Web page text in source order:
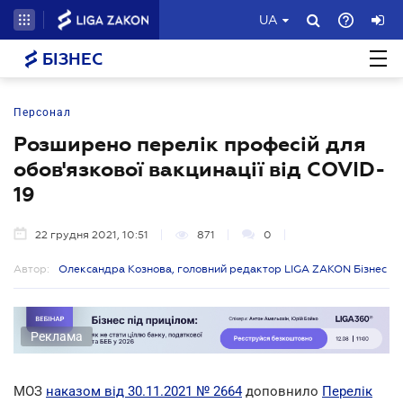
UA
БІЗНЕС
Персонал
Розширено перелік професій для
обов'язкової вакцинації від COVID-
19
22 грудня 2021, 10:51 871 0
Автор: Олександра Кознова, головний редактор LIGA ZAKON Бізнес
Реклама
МОЗ наказом від 30.11.2021 № 2664доповнило Перелік